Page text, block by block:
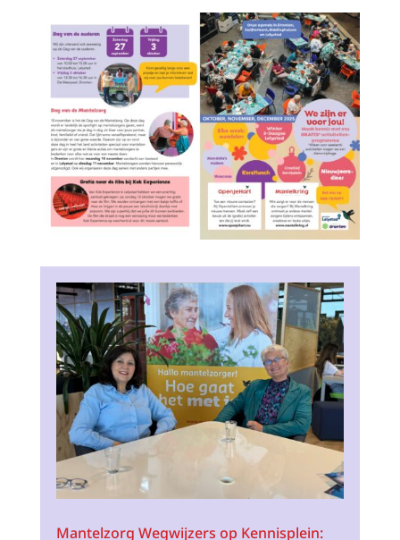
Mantelzorg Wegwijzers op Kennisplein: